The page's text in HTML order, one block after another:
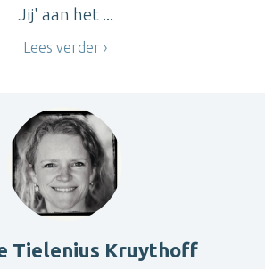
Jij' aan het ...
Lees verder
Tielenius Kruythoff